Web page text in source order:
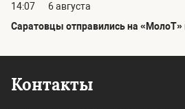
14:07
6 августа
Саратовцы отправились на
Контакты